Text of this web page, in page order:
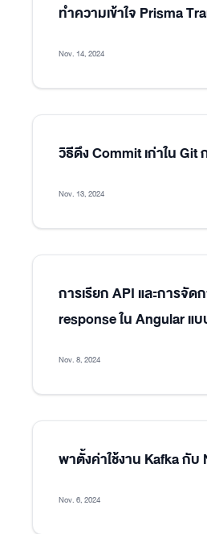
ทำความเข้าใจ Prisma
Nov. 14, 2024
วิธีดึง Commit เก่าใน Git
Nov. 13, 2024
การเรียก API และการจัด
response ใน Angular แ
Nov. 8, 2024
พาตั้งค่าใช้งาน Kafka กับ
Nov. 6, 2024